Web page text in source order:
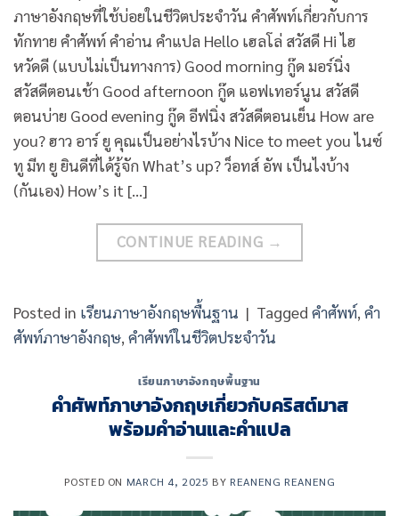
ภาษาอังกฤษที่ใช้บ่อยในชีวิตประจำวัน คำศัพท์เกี่ยวกับการ
ทักทาย คำศัพท์ คำอ่าน คำแปล Hello เฮลโล่ สวัสดี Hi ไฮ
หวัดดี (แบบไม่เป็นทางการ) Good morning กู๊ด มอร์นิ่ง
สวัสดีตอนเช้า Good afternoon กู๊ด แอฟเทอร์นูน สวัสดี
ตอนบ่าย Good evening กู๊ด อีฟนิ่ง สวัสดีตอนเย็น How are
you? ฮาว อาร์ ยู คุณเป็นอย่างไรบ้าง Nice to meet you ไนซ์
ทู มีท ยู ยินดีที่ได้รู้จัก What’s up? ว็อทส์ อัพ เป็นไงบ้าง
(กันเอง) How’s it […]
CONTINUE READING →
Posted in เรียนภาษาอังกฤษพื้นฐาน | Tagged คำศัพท์, คำ
ศัพท์ภาษาอังกฤษ, คำศัพท์ในชีวิตประจำวัน
เรียนภาษาอังกฤษพื้นฐาน
คําศัพท์ภาษาอังกฤษเกี่ยวกับคริสต์มาส
พร้อมคำอ่านและคำแปล
POSTED ON MARCH 4, 2025 BY REANENG REANENG